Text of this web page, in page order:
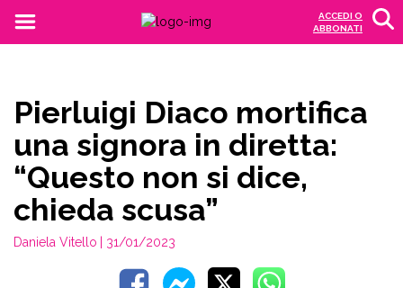
ACCEDI O
ABBONATI
Pierluigi Diaco mortifica
una signora in diretta:
“Questo non si dice,
chieda scusa”
Daniela Vitello | 31/01/2023